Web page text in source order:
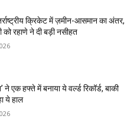
क्रिकेट में ज़मीन-आसमान का अंतर,
को रहाणे ने दी बड़ी नसीहत
ने एक हफ्ते में बनाया ये वर्ल्ड रिकॉर्ड, बाकी
ये हाल